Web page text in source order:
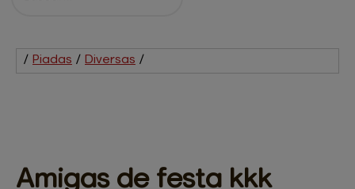
/ Piadas / Diversas /
Amigas de festa kkk